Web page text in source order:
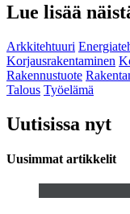
Lue lisää
Arkkitehtuuri
Korjausrakentaminen
Rakennustuote
Talous Työelämä
Uutisissa nyt
Uusimmat artikkelit